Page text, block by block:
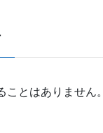
ことはありません。